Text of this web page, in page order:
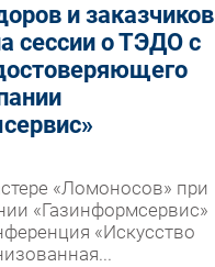
и заказчиков
сессии о ТЭДО с
«Ломоносов» при
«Газинформсервис»
«Искусство